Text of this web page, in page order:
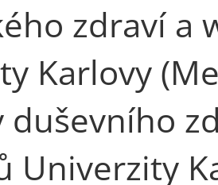
zdraví a
Karlovy
duševního
Univerzity